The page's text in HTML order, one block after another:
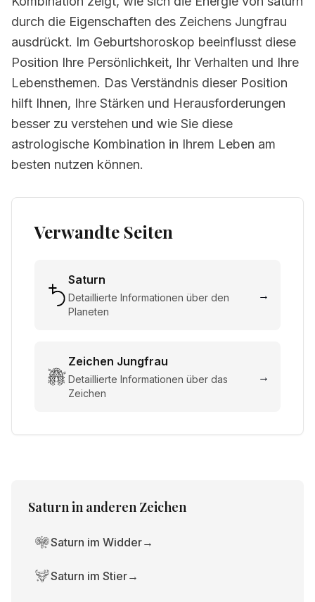
durch die Eigenschaften des Zeichens Jungfrau
ausdrückt. Im Geburtshoroskop beeinflusst diese
Position Ihre Persönlichkeit, Ihr Verhalten und Ihre
Lebensthemen. Das Verständnis dieser Position
hilft Ihnen, Ihre Stärken und Herausforderungen
besser zu verstehen und wie Sie diese
astrologische Kombination in Ihrem Leben am
besten nutzen können.
Verwandte Seiten
Saturn
Detaillierte Informationen über den
Planeten
→
Zeichen Jungfrau
Detaillierte Informationen über das
Zeichen
→
Saturnin anderen Zeichen
Saturn im Widder→
Saturn im Stier→